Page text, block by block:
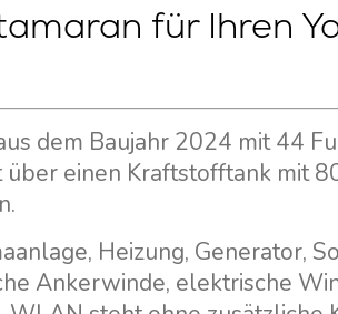
für Ihren
dem Baujahr 2024 mit 44
einen Kraftstofftank mit
Heizung, Generator,
Ankerwinde, elektrische